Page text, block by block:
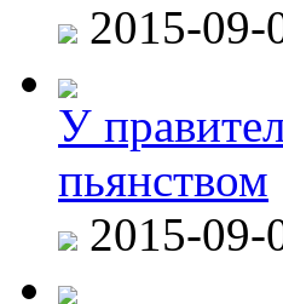
2015-09-
У
пьянством
2015-09-